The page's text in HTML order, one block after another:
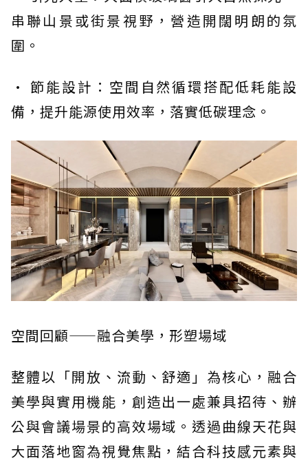
串聯山景或街景視野，營造開闊明朗的氛
圍。
· 節能設計：空間自然循環搭配低耗能設
備，提升能源使用效率，落實低碳理念。
空間回顧——融合美學，形塑場域
整體以「開放、流動、舒適」為核心，融合
美學與實用機能，創造出一處兼具招待、辦
公與會議場景的高效場域。透過曲線天花與
大面落地窗為視覺焦點，結合科技感元素與